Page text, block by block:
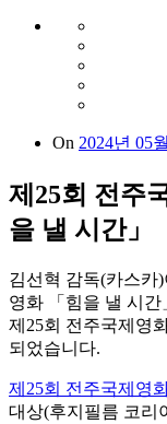
On 2024년 05
제25회 전주
을 낼 시간」
김선혁 감독(카스카
영화 「힘을 낼 시간
제25회 전주국제영
되었습니다.
제25회 전주국제영
대상(후지필름 코리